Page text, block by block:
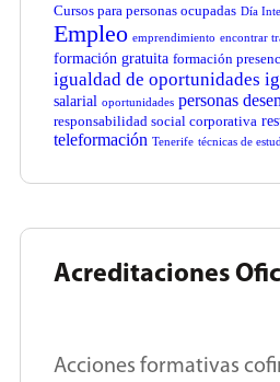
Cursos para personas ocupadas Día
Empleo emprendimiento encontrar
formación gratuita formación
igualdad de oportunidades
salarial oportunidades personas
responsabilidad social corporativa
teleformación Tenerife técnicas de
Acreditaciones
Acciones formativas